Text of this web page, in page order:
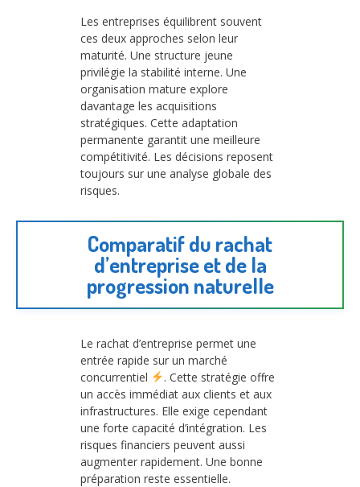
Les entreprises équilibrent souvent
ces deux approches selon leur
maturité. Une structure jeune
privilégie la stabilité interne. Une
organisation mature explore
davantage les acquisitions
stratégiques. Cette adaptation
permanente garantit une meilleure
compétitivité. Les décisions reposent
toujours sur une analyse globale des
risques.
Comparatif du rachat
d’entreprise et de la
progression naturelle
Le rachat d’entreprise permet une
entrée rapide sur un marché
concurrentiel
. Cette stratégie offre
un accès immédiat aux clients et aux
infrastructures. Elle exige cependant
une forte capacité d’intégration. Les
risques financiers peuvent aussi
augmenter rapidement. Une bonne
préparation reste essentielle.